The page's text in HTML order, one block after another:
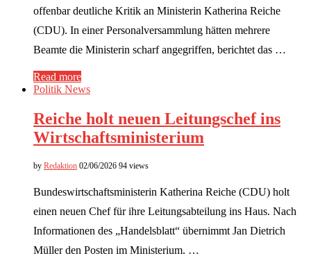
offenbar deutliche Kritik an Ministerin Katherina Reiche
(CDU). In einer Personalversammlung hätten mehrere
Beamte die Ministerin scharf angegriffen, berichtet das …
Read more
Politik News
Reiche holt neuen Leitungschef ins
Wirtschaftsministerium
by Redaktion 02/06/2026 94 views
Bundeswirtschaftsministerin Katherina Reiche (CDU) holt
einen neuen Chef für ihre Leitungsabteilung ins Haus. Nach
Informationen des „Handelsblatt“ übernimmt Jan Dietrich
Müller den Posten im Ministerium. …